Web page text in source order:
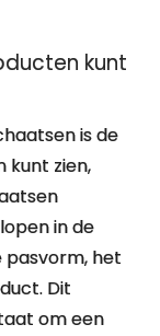
kunt
is de
kunt zien,
in de
pasvorm, het
Dit
om een